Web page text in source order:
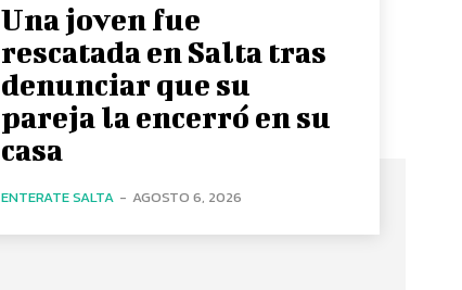
Una joven fue
rescatada en Salta tras
denunciar que su
pareja la encerró en su
casa
ENTERATE SALTA - AGOSTO 6, 2026